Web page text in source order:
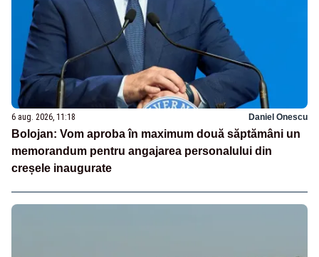
6 aug. 2026, 11:18 Daniel Onescu
Bolojan: Vom aproba în maximum două săptămâni un
memorandum pentru angajarea personalului din
creșele inaugurate